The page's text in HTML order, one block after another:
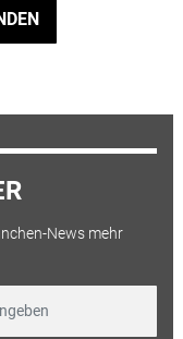
News mehr